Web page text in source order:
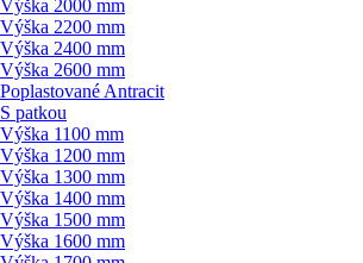
Výška 2000 mm
Výška 2200 mm
Výška 2400 mm
Výška 2600 mm
Poplastované Antracit
S patkou
Výška 1100 mm
Výška 1200 mm
Výška 1300 mm
Výška 1400 mm
Výška 1500 mm
Výška 1600 mm